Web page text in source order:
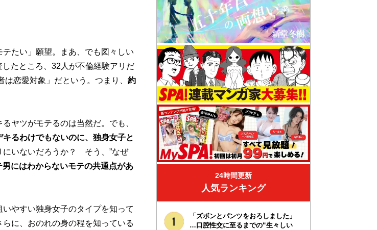
たい」願望。まあ、でも図々しい
たところ、32人が不倫経験アリだ
恋愛対象」だという。つまり、 約
ヤツがモテるのは当然だ。でも、
るわけでもないのに、独身女子と
にいないだろうか？ そう、”なぜ
にはわからないモテの共通点があ
やすい独身女子のタイプを知って
に、おのれの身の程を知っている
24時間更新
人気ランキング
「ズボンとパンツをおろしました」
…口腔性交に至るまでの“生々しい